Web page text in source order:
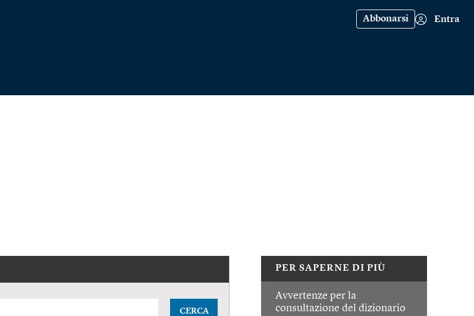
Abbonarsi Entra
PER SAPERNE DI PIÙ
Avvertenze per la
consultazione del dizionario
CERCA